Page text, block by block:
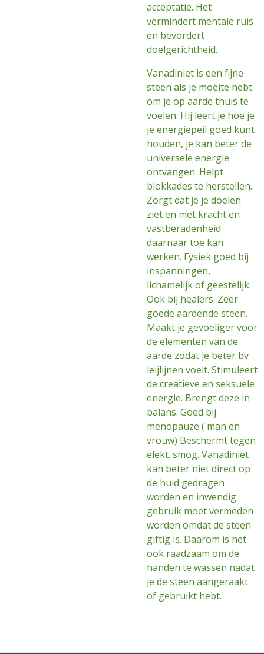
acceptatie. Het
vermindert mentale ruis
en bevordert
doelgerichtheid.
Vanadiniet is een fijne
steen als je moeite hebt
om je op aarde thuis te
voelen. Hij leert je hoe je
je energiepeil goed kunt
houden, je kan beter de
universele energie
ontvangen. Helpt
blokkades te herstellen.
Zorgt dat je je doelen
ziet en met kracht en
vastberadenheid
daarnaar toe kan
werken. Fysiek goed bij
inspanningen,
lichamelijk of geestelijk.
Ook bij healers. Zeer
goede aardende steen.
Maakt je gevoeliger voor
de elementen van de
aarde zodat je beter bv
leijlijnen voelt. Stimuleert
de creatieve en seksuele
energie. Brengt deze in
balans. Goed bij
menopauze ( man en
vrouw) Beschermt tegen
elekt. smog. Vanadiniet
kan beter niet direct op
de huid gedragen
worden en inwendig
gebruik moet vermeden
worden omdat de steen
giftig is. Daarom is het
ook raadzaam om de
handen te wassen nadat
je de steen aangeraakt
of gebruikt hebt.